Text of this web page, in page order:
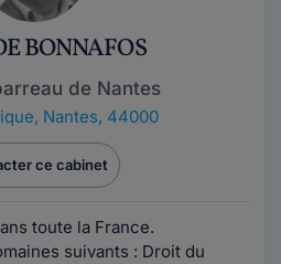
BONNAFOS
de Nantes
, Nantes, 44000
ce cabinet
toute la France.
suivants : Droit du